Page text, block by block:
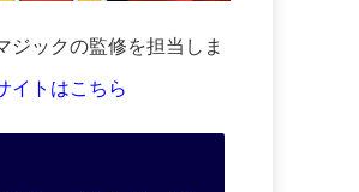
ジックの監修を担当しま
トはこちら